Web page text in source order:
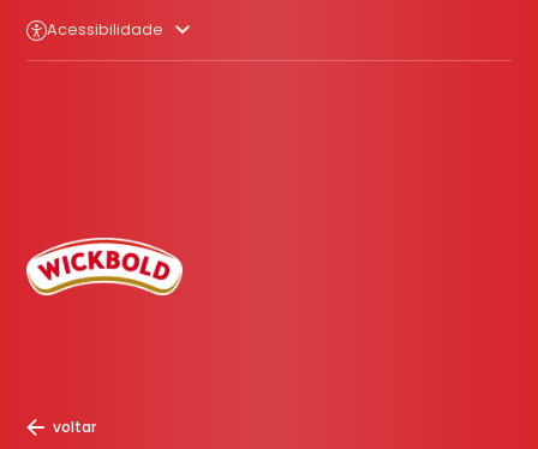
Acessibilidade
voltar